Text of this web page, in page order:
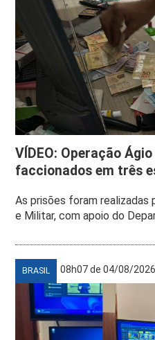
VÍDEO: Operação
faccionados em três
As prisões foram realizadas
e Militar, com apoio do
BRASIL 08h07 de 04/08/2026